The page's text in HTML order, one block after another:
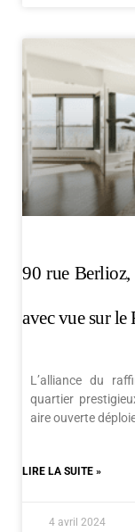
90 rue Berlioz,
avec vue sur le
L’alliance du
quartier
aire ouverte
LIRE LA SUITE »
4 avril 2024